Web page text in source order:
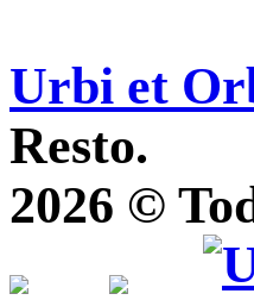
Urbi et
Resto.
2026 ©